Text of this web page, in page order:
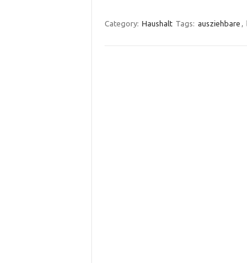
Category: Haushalt Tags: ausziehbare ,